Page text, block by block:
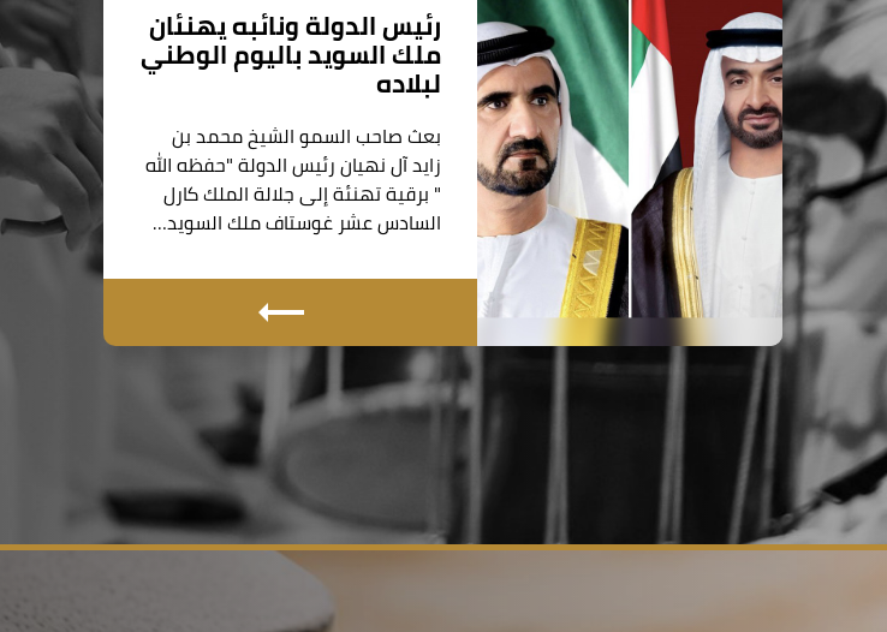
رئيس الدولة ونائبه يهنئان
ملك السويد باليوم الوطني
لبلاده
بعث صاحب السمو الشيخ محمد بن
زايد آل نهيان رئيس الدولة "حفظه الله
" برقية تهنئة إلى جلالة الملك كارل
السادس عشر غوستاف ملك السويد…